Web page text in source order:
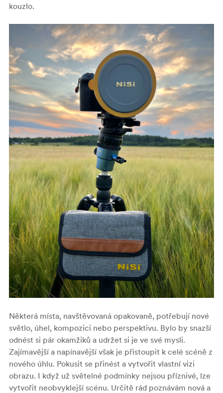
kouzlo.
Některá místa, navštěvovaná opakovaně, potřebují nové
světlo, úhel, kompozici nebo perspektivu. Bylo by snazší
odnést si pár okamžiků a udržet si je ve své mysli.
Zajímavější a napínavější však je přistoupit k celé scéně z
nového úhlu. Pokusit se přinést a vytvořit vlastní vizi
obrazu. I když už světelné podmínky nejsou příznivé, lze
vytvořit neobvyklejší scénu. Určitě rád poznávám nová a